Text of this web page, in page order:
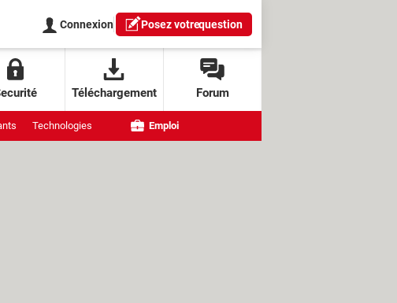
Connexion Posez votrequestion
Téléchargement Forum
Technologies Emploi